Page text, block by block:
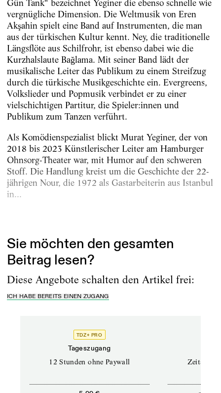
Gün Tank“ bezeichnet Yeginer die ebenso schnelle wie
vergnügliche Dimension. Die Weltmusik von Eren
Akşahin spielt eine Band auf Instrumenten, die man
aus der türkischen Kultur kennt. Ney, die traditionelle
Längsflöte aus Schilfrohr, ist ebenso dabei wie die
Kurzhalslaute Bağlama. Mit seiner Band lädt der
musikalische Leiter das Publikum zu einem Streifzug
durch die türkische Musikgeschichte ein. Evergreens,
Volkslieder und Popmusik verbindet er zu einer
vielschichtigen Partitur, die Spieler:innen und
Publikum zum Tanzen verführt.
Als Komödienspezialist blickt Murat Yeginer, der von
2018 bis 2023 Künstlerischer Leiter am Hamburger
Ohnsorg-Theater war, mit Humor auf den schweren
Stoff. Die Handlung kreist um die Geschichte der 22-
jährigen Nour, die 1972 als Gastarbeiterin aus Istanbul
in...
Sie möchten den gesamten
Beitrag lesen?
Diese Angebote schalten den Artikel frei:
ICH HABE BEREITS EINEN ZUGANG
TDZ+ PRO
Tageszugang
12 Stunden ohne Paywall